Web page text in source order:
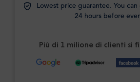
Lowest price guarantee. You can
24 hours before
Più di 1 milione di clienti si